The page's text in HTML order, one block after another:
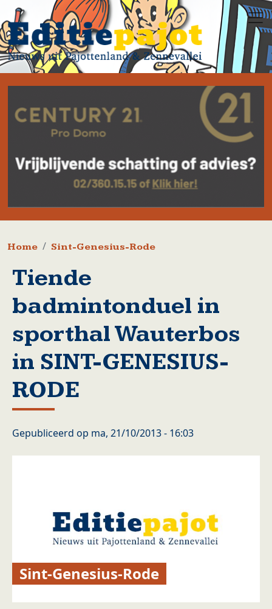
Overslaan en naar de inhoud gaan
Kruimelpad
Home Sint-Genesius-Rode
Tiende
badmintonduel in
sporthal Wauterbos
in SINT-GENESIUS-
RODE
Gepubliceerd op ma, 21/10/2013 - 16:03
Sint-Genesius-Rode